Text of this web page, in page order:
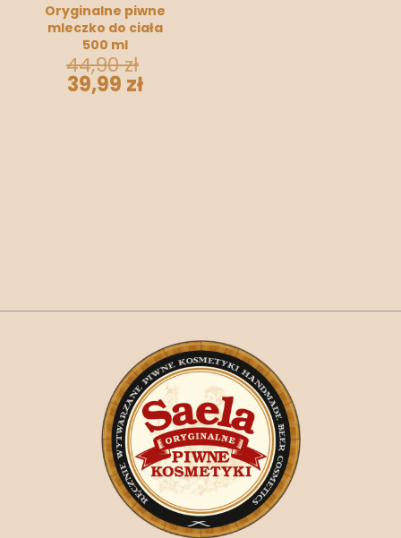
Oryginalne piwne
mleczko do ciała
500 ml
44,90zł
39,99 zł